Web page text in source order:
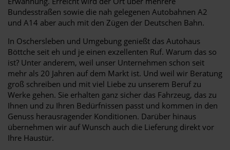
Bundesstraßen sowie die nah gelegenen Autobahnen A2
und A14 aber auch mit den Zügen der Deutschen Bahn.
In Oschersleben und Umgebung genießt das Autohaus
Böttche seit eh und je einen exzellenten Ruf. Warum das so
ist? Unter anderem, weil unser Unternehmen schon seit
mehr als 20 Jahren auf dem Markt ist. Und weil wir Beratung
groß schreiben und mit viel Liebe zu unserem Beruf zu
Werke gehen. Sie erhalten ganz sicher das Fahrzeug, das zu
Ihnen und zu Ihren Bedürfnissen passt und kommen in den
Genuss herausragender Konditionen. Darüber hinaus
übernehmen wir auf Wunsch auch die Lieferung direkt vor
Ihre Haustür.